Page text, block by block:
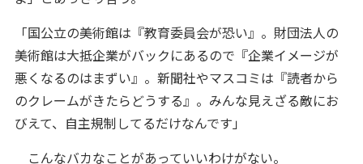
「国公立の美術館は『教育委員会が恐い』。財団法人の
美術館は大抵企業がバックにあるので『企業イメージが
悪くなるのはまずい』。新聞社やマスコミは『読者から
のクレームがきたらどうする』。みんな見えざる敵にお
びえて、自主規制してるだけなんです」
こんなバカなことがあっていいわけがない。